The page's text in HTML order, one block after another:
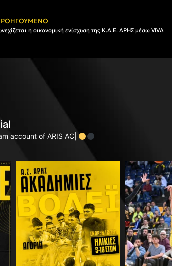
η οικονομική ενίσχυση της Κ.Α.Ε. ΑΡΗΣ μέσω VIVA
account of ARIS AC|